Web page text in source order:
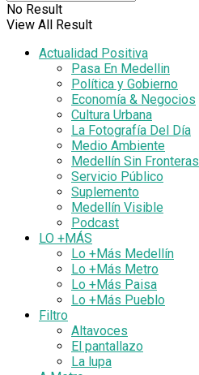
No Result
View All Result
Actualidad Positiva
Pasa En Medellin
Política y Gobierno
Economía & Negocios
Cultura Urbana
La Fotografía Del Día
Medio Ambiente
Medellín Sin Fronteras
Servicio Público
Suplemento
Medellín Visible
Podcast
LO +MÁS
Lo +Más Medellín
Lo +Más Metro
Lo +Más Paisa
Lo +Más Pueblo
Filtro
Altavoces
El pantallazo
La lupa